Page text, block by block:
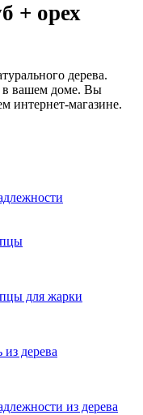
+ орех
дерева.
в вашем доме. Вы
интернет-магазине.
для жарки
из дерева
из дерева